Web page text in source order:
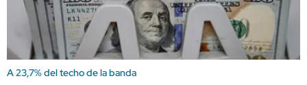
A 23,7% del techo de la banda